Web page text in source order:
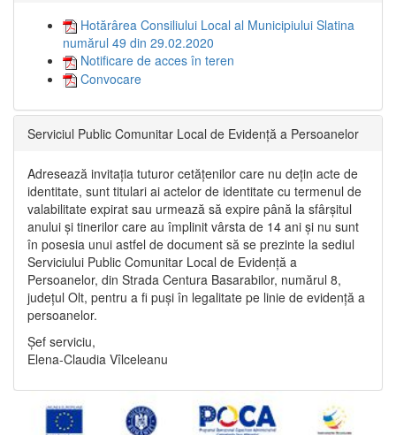
Hotărârea Consiliului Local al Municipiului Slatina
numărul 49 din 29.02.2020
Notificare de acces în teren
Convocare
Serviciul Public Comunitar Local de Evidență a Persoanelor
Adresează invitația tuturor cetățenilor care nu dețin acte de
identitate, sunt titulari ai actelor de identitate cu termenul de
valabilitate expirat sau urmează să expire până la sfârșitul
anului și tinerilor care au împlinit vârsta de 14 ani și nu sunt
în posesia unui astfel de document să se prezinte la sediul
Serviciului Public Comunitar Local de Evidență a
Persoanelor, din Strada Centura Basarabilor, numărul 8,
județul Olt, pentru a fi puși în legalitate pe linie de evidență a
persoanelor.
Șef serviciu,
Elena-Claudia Vîlceleanu